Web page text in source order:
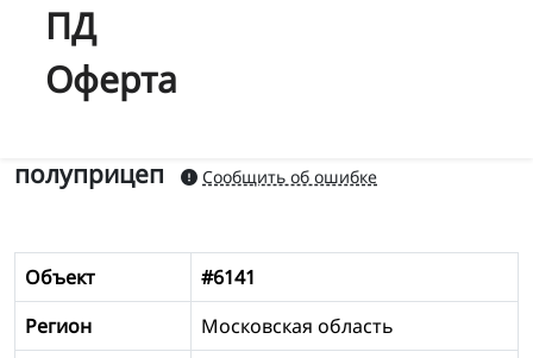
ПД
Оферта
полуприцеп Сообщить об ошибке
Объект
#6141
Регион
Московская область